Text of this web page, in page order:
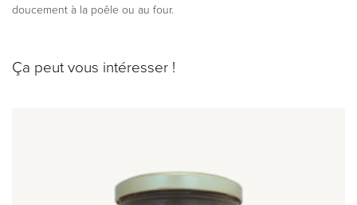
doucement à la poêle ou au four.
Ça peut vous intéresser !